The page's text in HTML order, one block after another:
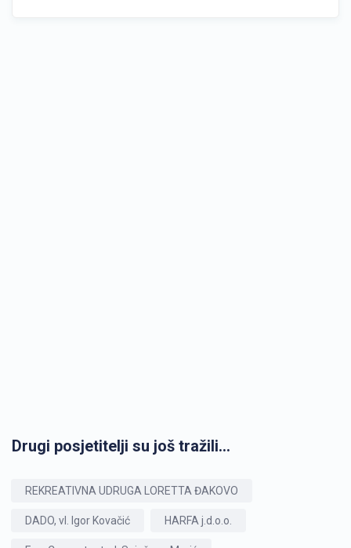
Drugi posjetitelji su još tražili...
REKREATIVNA UDRUGA LORETTA ĐAKOVO
DADO, vl. Igor Kovačić HARFA j.d.o.o.